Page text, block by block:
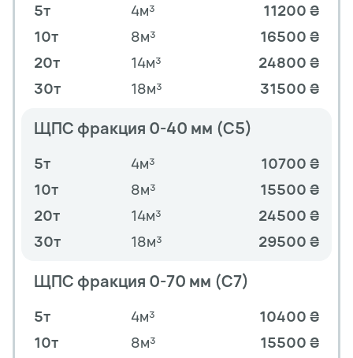
5т 4м³
11200 ₴
10т
8м³
16500 ₴
20т
14м³
24800 ₴
30т
18м³ 31500 ₴
ЩПС фракция 0-40 мм (С5)
5т 4м³
10700 ₴
10т
8м³
15500 ₴
20т
14м³
24500 ₴
30т
18м³ 29500 ₴
ЩПС фракция 0-70 мм (С7)
5т 4м³
10400 ₴
10т
8м³
15500 ₴